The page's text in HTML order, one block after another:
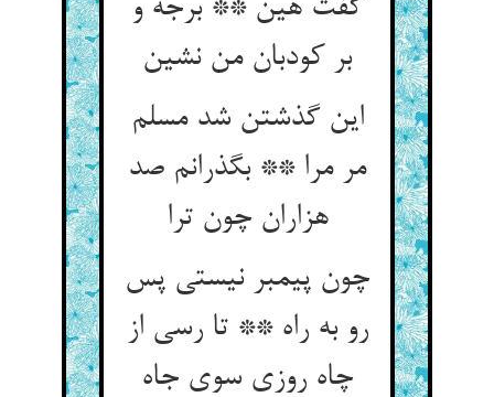
گفت هین ** برجه و
بر کودبان من نشین‏
این گذشتن شد مسلم
مر مرا ** بگذرانم صد
هزاران چون ترا
چون پیمبر نیستی پس
رو به راه ** تا رسی از
چاه روزی سوی جاه‏